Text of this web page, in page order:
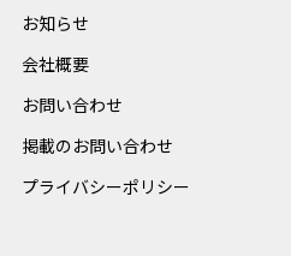
お知らせ
会社概要
お問い合わせ
掲載のお問い合わせ
プライバシーポリシー